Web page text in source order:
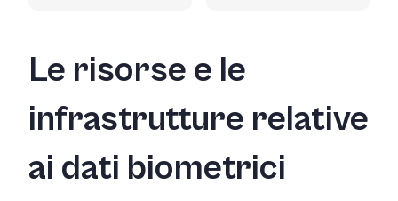
Le risorse e le
infrastrutture relative
ai dati biometrici